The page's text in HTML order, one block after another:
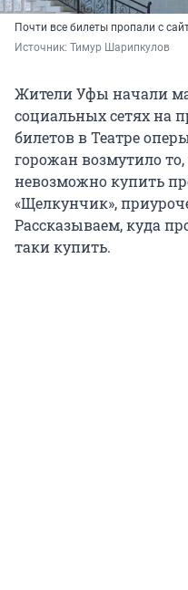
Почти все билеты пропали с
Источник: Тимур Шарипкулов
Жители Уфы начали
социальных сетях на
билетов в Театре
горожан возмутило
невозможно купить
«Щелкунчик»,
Рассказываем, куда
таки купить.